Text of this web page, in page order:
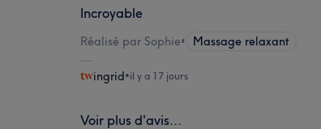
Incroyable
Réalisé par Sophie• Massage relaxant
ingrid•il y a 17 jours
Voir plus d'avis...